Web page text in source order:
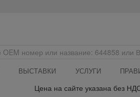
ВЫСТАВКИ УСЛУГИ
Цена на сайте указана без НДС